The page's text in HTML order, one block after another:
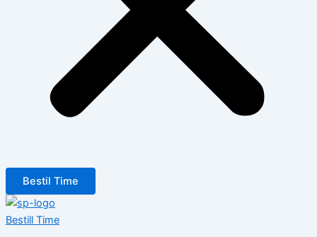
Bestil Time
Bestill Time